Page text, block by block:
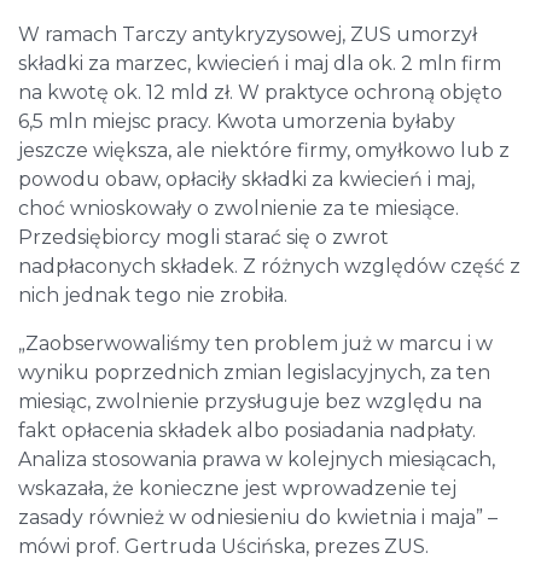
W ramach Tarczy antykryzysowej, ZUS umorzył
składki za marzec, kwiecień i maj dla ok. 2 mln firm
na kwotę ok. 12 mld zł. W praktyce ochroną objęto
6,5 mln miejsc pracy. Kwota umorzenia byłaby
jeszcze większa, ale niektóre firmy, omyłkowo lub z
powodu obaw, opłaciły składki za kwiecień i maj,
choć wnioskowały o zwolnienie za te miesiące.
Przedsiębiorcy mogli starać się o zwrot
nadpłaconych składek. Z różnych względów część z
nich jednak tego nie zrobiła.
„Zaobserwowaliśmy ten problem już w marcu i w
wyniku poprzednich zmian legislacyjnych, za ten
miesiąc, zwolnienie przysługuje bez względu na
fakt opłacenia składek albo posiadania nadpłaty.
Analiza stosowania prawa w kolejnych miesiącach,
wskazała, że konieczne jest wprowadzenie tej
zasady również w odniesieniu do kwietnia i maja” –
mówi prof. Gertruda Uścińska, prezes ZUS.